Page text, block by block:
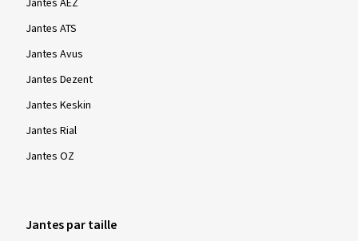
Jantes AEZ
Jantes ATS
Jantes Avus
Jantes Dezent
Jantes Keskin
Jantes Rial
Jantes OZ
Jantes par taille